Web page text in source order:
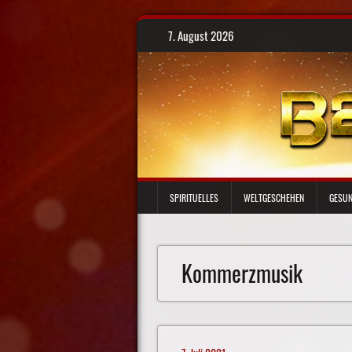
Skip
content
7. August 2026
SPIRITUELLES WELTGESCHEHEN
Kommerzmusik